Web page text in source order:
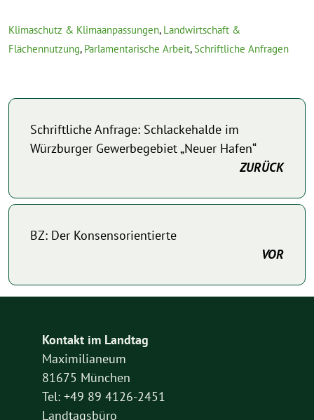
Klimaschutz & Klimaanpassungen, Landwirtschaft &
Flächennutzung, Parlamentarische Arbeit,Schriftliche Anfragen
Schriftliche Anfrage: Schlackehalde im
Würzburger Gewerbegebiet „Neuer Hafen“
ZURÜCK
BZ: Der Konsensorientierte
VOR
Kontakt im Landtag
Maximilianeum
81675 München
Tel: +49 89 4126-2451
Landtagsbüro